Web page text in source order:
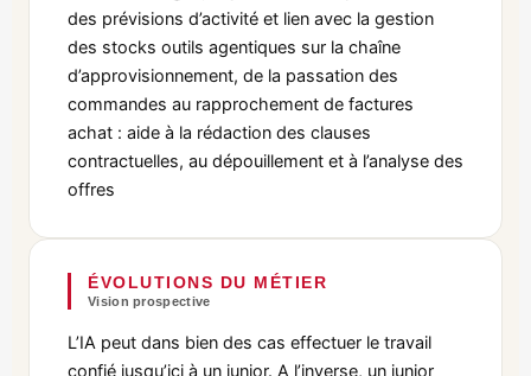
des prévisions d’activité et lien avec la gestion
des stocks outils agentiques sur la chaîne
d’approvisionnement, de la passation des
commandes au rapprochement de factures
achat : aide à la rédaction des clauses
contractuelles, au dépouillement et à l’analyse des
offres
ÉVOLUTIONS DU MÉTIER
Vision prospective
L’IA peut dans bien des cas effectuer le travail
confié jusqu’ici à un junior. A l’inverse, un junior